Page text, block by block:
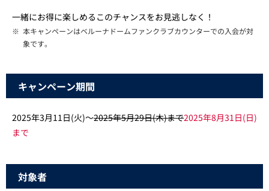
一緒にお得に楽しめるこのチャンスをお見逃しなく！
※ 本キャンペーンはベルーナドームファンクラブカウンターでの入会が対
象です。
キャンペーン期間
2025年3月11日(火)～2025年5月29日(木)まで2025年8月31日(日)
まで
対象者